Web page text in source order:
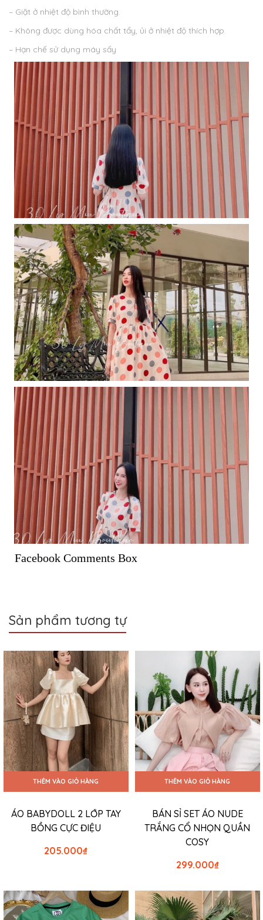
– Giặt ở nhiệt độ bình thường.
– Không được dùng hóa chất tẩy, ủi ở nhiệt độ thích hợp.
– Hạn chế sử dụng máy sấy
Facebook Comments Box
Sản phẩm tương tự
THÊM VÀO GIỎ HÀNG
ÁO BABYDOLL 2 LỚP TAY
BỒNG CỰC ĐIỆU
₫
205.000
THÊM VÀO GIỎ HÀNG
BÁN SỈ SET ÁO NUDE
TRẮNG CỔ NHỌN QUẦN
COSY
₫
299.000